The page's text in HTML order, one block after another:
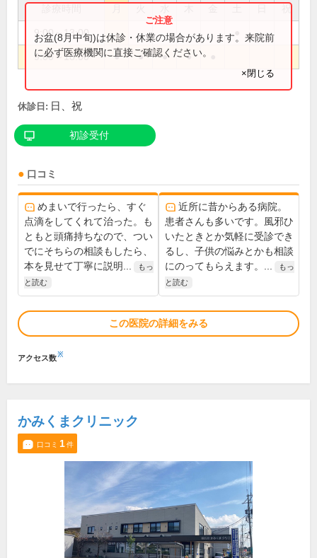
祝
9:00～13:00
9:00～18:00 ● ● ● ●
お盆(8月中旬)は休診・休業の場合があります。来院前
に必ず医療機関に直接ご確認ください。
×閉じる
休診日: 日、祝
初診受付
口コミ
めまいで行ったら、すぐ
点滴をしてくれて治った。も
ともと頭痛持ちなので、つい
でにそちらの相談もしたら、
本を見せて丁寧に説明...
もっ
と読む
近所に昔からある病院。
患者さんも多いです。風邪ひ
いたときとか気軽に受診でき
るし、子供の悩みとかも相談
にのってもらえます。...
もっ
と読む
この医院の詳細をみる
アクセス数※
かみくまクリニック
口コミ 1件